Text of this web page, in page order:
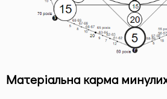
Матеріальна карма